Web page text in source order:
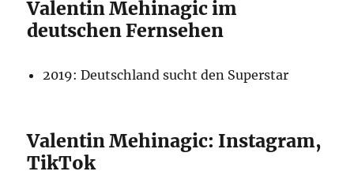
Valentin Mehinagic im
deutschen Fernsehen
2019: Deutschland sucht den Superstar
Valentin Mehinagic: Instagram,
TikTok